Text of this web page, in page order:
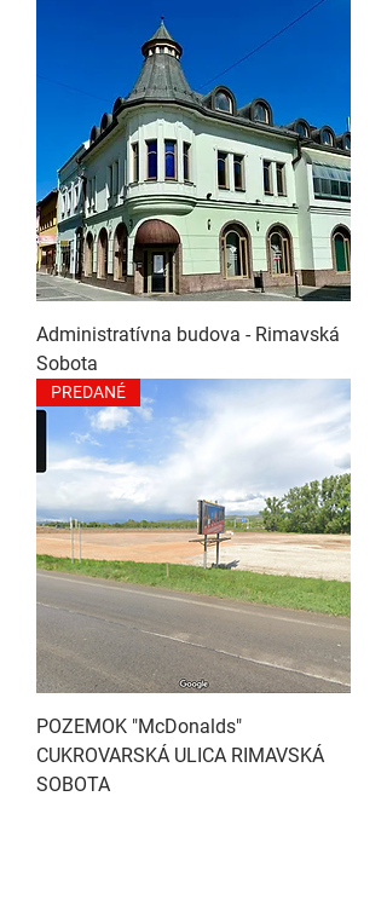
Administratívna budova - Rimavská
Sobota
PREDANÉ
POZEMOK "McDonalds"
CUKROVARSKÁ ULICA RIMAVSKÁ
SOBOTA